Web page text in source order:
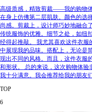
高级质感，精致剪裁——我的购物
在身上仿佛第二层肌肤。颜色的选
尚感。剪裁上，设计师巧妙地融合
传统服饰的优雅。细节之处，如纽
经得起推敲。 我尤其喜欢这件衣
中展现我的品味。搭配上，无论是
现出不同的风格。而且，这件衣服
和形状。 总的来说，这次购物体
我十分满意。我会推荐给我的朋友
TOP
6